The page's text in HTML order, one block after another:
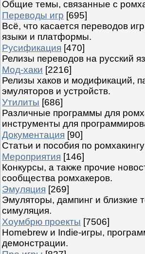
Общие темы, связанные с
Переводы игр [695]
Всё, что касается переводов
языки и платформы.
Русификация [470]
Релизы переводов на русский
Мод-хаки [2216]
Релизы хаков и модификаций,
эмуляторов и устройств.
Утилиты [686]
Различные программы для
инструменты для
Документация [90]
Статьи и пособия по
Мероприятия [146]
Конкурсы, а также прочие
сообщества ромхакеров.
Эмуляция [269]
Эмуляторы, дампинг и близкие
симуляция.
Хоумбрю проекты [7506]
Homebrew и Indie-игры,
демонстрации.